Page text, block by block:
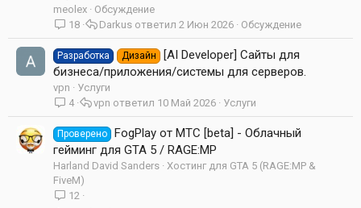
meolex
Обсуждение
18
Обсуждение
2 Июн 2026
Darkus
Разработка Дизайн
[AI Developer] Сайты для
бизнеса/приложения/системы для серверов.
vpn
Услуги
4
Услуги
10 Май 2026
vpn
Проверено
FogPlay от МТС [beta] - Облачный
гейминг для GTA 5 / RAGE:MP
Harland David Sanders
Хостинг для GTA 5 (RAGE:MP &
FiveM)
12